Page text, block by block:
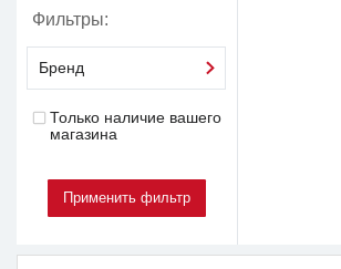
Фильтры:
Бренд
Только наличие вашего
магазина